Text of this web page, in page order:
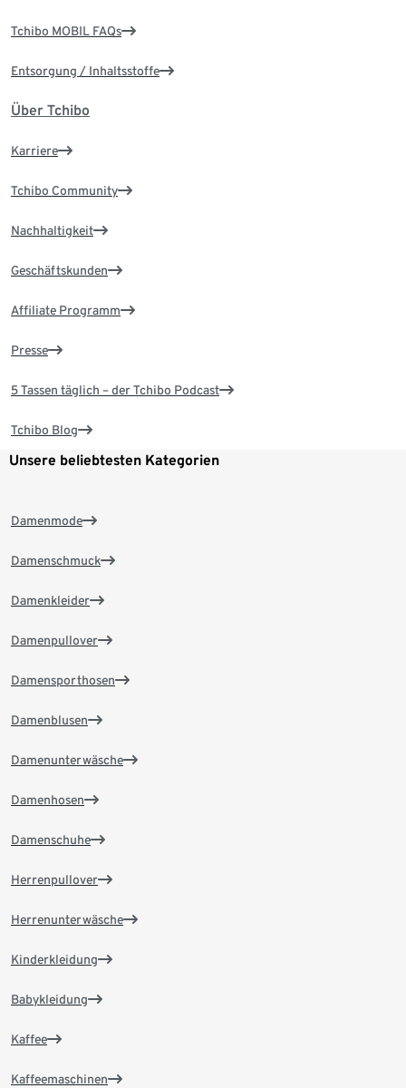
Tchibo MOBIL FAQs
Entsorgung / Inhaltsstoffe
Über Tchibo
Karriere
Tchibo Community
Nachhaltigkeit
Geschäftskunden
Affiliate Programm
Presse
5 Tassen täglich – der Tchibo Podcast
Tchibo Blog
Unsere beliebtesten Kategorien
Damenmode
Damenschmuck
Damenkleider
Damenpullover
Damensporthosen
Damenblusen
Damenunterwäsche
Damenhosen
Damenschuhe
Herrenpullover
Herrenunterwäsche
Kinderkleidung
Babykleidung
Kaffee
Kaffeemaschinen